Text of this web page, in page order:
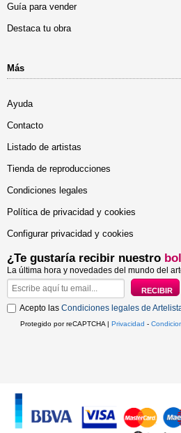
Guía para vender
Destaca tu obra
Más
Ayuda
Contacto
Listado de artistas
Tienda de reproducciones
Condiciones legales
Política de privacidad y cookies
Configurar privacidad y cookies
¿Te gustaría recibir nuestro
La última hora y novedades del mundo del
Acepto las Condiciones legales de
Protegido por reCAPTCHA | Privacidad -